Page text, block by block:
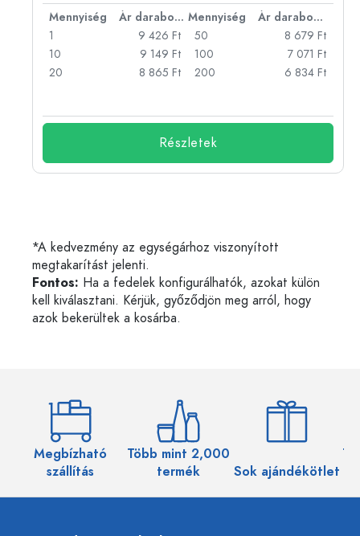
Mennyiség Ár darabonként Mennyiség
Ár darabonként
1
9 426 Ft
10
9 149 Ft
20
8 865 Ft
50
8 679 Ft
100
7 071 Ft
200
6 834 Ft
Részletek
*A kedvezmény az egységárhoz viszonyított
megtakarítást jelenti.
Fontos: Ha a fedelek konfigurálhatók, azokat külön
kell kiválasztani. Kérjük, győződjön meg arról, hogy
azok bekerültek a kosárba.
Megbízható
szállítás
Több mint 2,000
termék
Sok ajándékötlet